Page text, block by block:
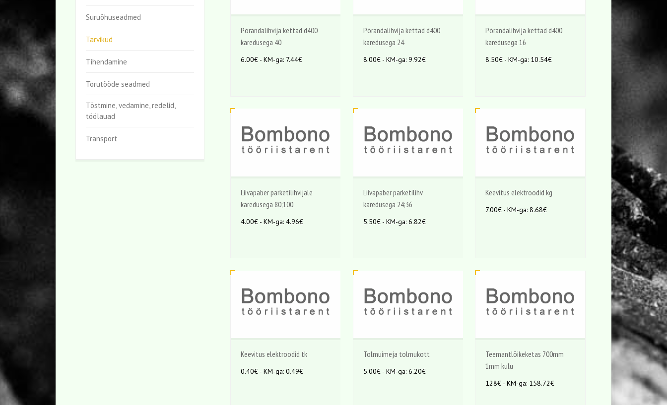
Põrandalihvija kettad d400
karedusega 40
6.00€ - KM-ga: 7.44€
Põrandalihvija kettad d400
karedusega 24
8.00€ - KM-ga: 9.92€
Põrandalihvija kettad d400
karedusega 16
8.50€ - KM-ga: 10.54€
Liivapaber parketilihvijale
karedusega 80;100
4.00€ - KM-ga: 4.96€
Liivapaber parketilihv
karedusega 24;36
5.50€ - KM-ga: 6.82€
Keevitus elektroodid kg
7.00€ - KM-ga: 8.68€
Keevitus elektroodid tk
0.40€ - KM-ga: 0.49€
Tolmuimeja tolmukott
5.00€ - KM-ga: 6.20€
Teemantlõikeketas 700mm
1mm kulu
128€ - KM-ga: 158.72€
Suruõhuseadmed
Tarvikud
Tihendamine
Torutööde seadmed
Tõstmine, vedamine, redelid,
töölauad
Transport